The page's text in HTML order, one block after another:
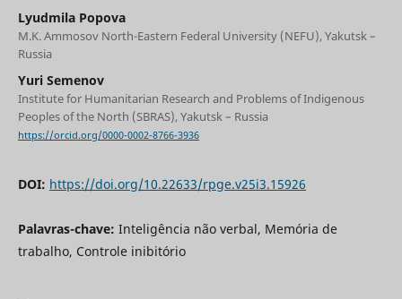
Lyudmila Popova
M.K. Ammosov North-Eastern Federal University (NEFU), Yakutsk –
Russia
Yuri Semenov
Institute for Humanitarian Research and Problems of Indigenous
Peoples of the North (SBRAS), Yakutsk – Russia
https://orcid.org/0000-0002-8766-3936
DOI: https://doi.org/10.22633/rpge.v25i3.15926
Palavras-chave: Inteligência não verbal, Memória de
trabalho, Controle inibitório